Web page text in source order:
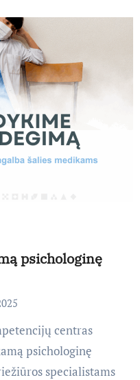
psichologinę
centras
psichologinę
specialistams